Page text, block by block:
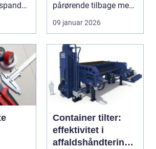
pårørende tilbage med
en stor praktisk
09 januar 2026
Container tilter:
effektivitet i
affaldshåndtering